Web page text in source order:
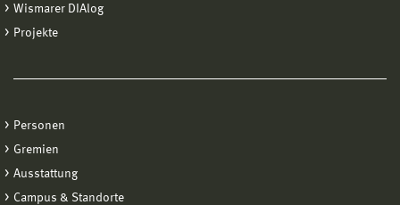
Wismarer DIAlog
Projekte
Personen
Gremien
Ausstattung
Campus & Standorte